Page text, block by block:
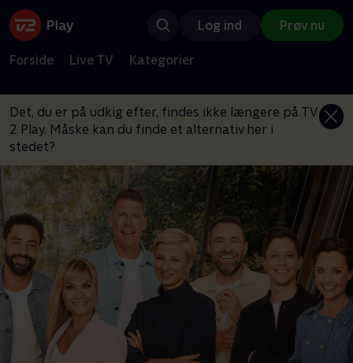
Log ind Prøv nu
Forside Live TV Kategorier
Det, du er på udkig efter, findes ikke længere på TV
2 Play. Måske kan du finde et alternativ her i
stedet?